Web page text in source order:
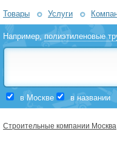
Товары Услуги
Например,полиэтиленовые
в Москве в названии
Строительные компании Москва